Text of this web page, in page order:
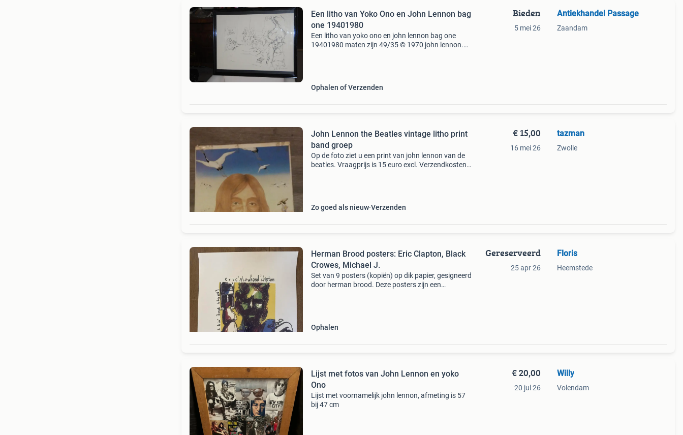
Een litho van Yoko Ono en John Lennon bag
one 19401980
Een litho van yoko ono en john lennon bag one
19401980 maten zijn 49/35 © 1970 john lennon.
Ophalen of Verzenden
Bieden
5 mei 26
Antiekhandel Passage
Zaandam
John Lennon the Beatles vintage litho print
band groep
Op de foto ziet u een print van john lennon van de
beatles. Vraagprijs is 15 euro excl. Verzendkosten.
Zo goed als nieuw Verzenden
€ 15,00
16 mei 26
tazman
Zwolle
Herman Brood posters: Eric Clapton, Black
Crowes, Michael J.
Set van 9 posters (kopiën) op dik papier, gesigneerd
door herman brood. Deze posters zijn een
Ophalen
Gereserveerd
25 apr 26
Floris
Heemstede
Lijst met fotos van John Lennon en yoko
Ono
Lijst met voornamelijk john lennon, afmeting is 57
bij 47 cm
€ 20,00
20 jul 26
Willy
Volendam